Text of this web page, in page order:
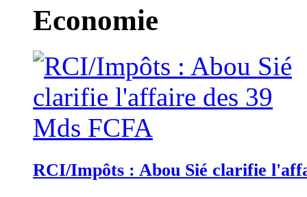
Economie
RCI/Impôts : Abou Sié clarifie